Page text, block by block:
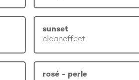
sunset
cleaneffect
rosé - perle